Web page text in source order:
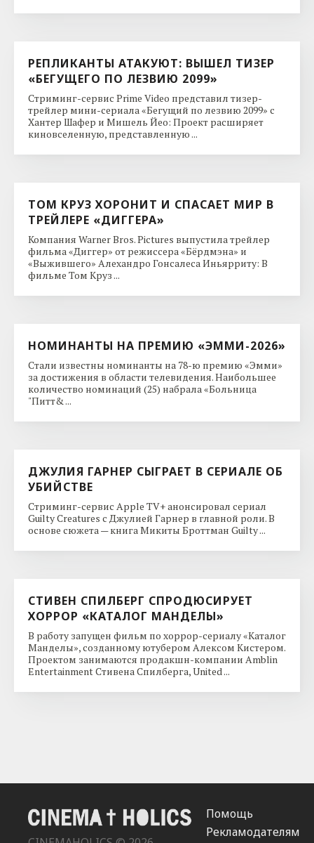
РЕПЛИКАНТЫ АТАКУЮТ: ВЫШЕЛ ТИЗЕР
«БЕГУЩЕГО ПО ЛЕЗВИЮ 2099»
Стриминг-сервис Prime Video представил тизер-
трейлер мини-сериала «Бегущий по лезвию 2099» с
Хантер Шафер и Мишель Йео: Проект расширяет
киновселенную, представленную ...
ТОМ КРУЗ ХОРОНИТ И СПАСАЕТ МИР В
ТРЕЙЛЕРЕ «ДИГГЕРА»
Компания Warner Bros. Pictures выпустила трейлер
фильма «Диггер» от режиссера «Бёрдмэна» и
«Выжившего» Алехандро Гонсалеса Иньярриту: В
фильме Том Круз ...
НОМИНАНТЫ НА ПРЕМИЮ «ЭММИ-2026»
Стали известны номинанты на 78-ю премию «Эмми»
за достижения в области телевидения. Наибольшее
количество номинаций (25) набрала «Больница
"Питт& ...
ДЖУЛИЯ ГАРНЕР СЫГРАЕТ В СЕРИАЛЕ ОБ
УБИЙСТВЕ
Стриминг-сервис Apple TV+ анонсировал сериал
Guilty Creatures с Джулией Гарнер в главной роли. В
основе сюжета — книга Микиты Броттман Guilty ...
СТИВЕН СПИЛБЕРГ СПРОДЮСИРУЕТ
ХОРРОР «КАТАЛОГ МАНДЕЛЫ»
В работу запущен фильм по хоррор-сериалу «Каталог
Манделы», созданному ютубером Алексом Кистером.
Проектом занимаются продакшн-компании Amblin
Entertainment Стивена Спилберга, United ...
Помощь
Рекламодателям